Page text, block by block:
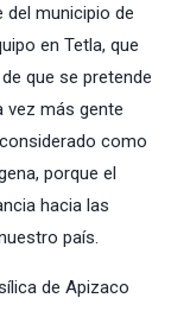
del municipio de
en Tetla, que
que se pretende
vez más gente
como
porque el
hacia las
país.